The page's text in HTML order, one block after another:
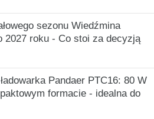
sezonu Wiedźmina
2027 roku - Co stoi za decyzją
Pandaer PTC16: 80 W
formacie - idealna do